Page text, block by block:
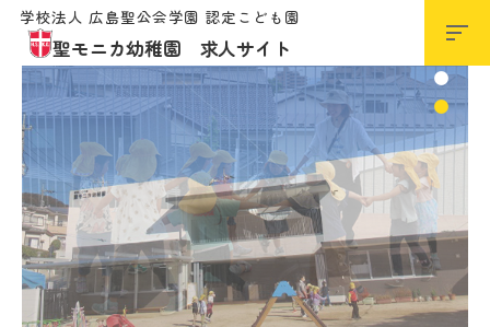
学校法人 広島聖公会学園 認定こども園
聖モニカ幼稚園 求人サイト